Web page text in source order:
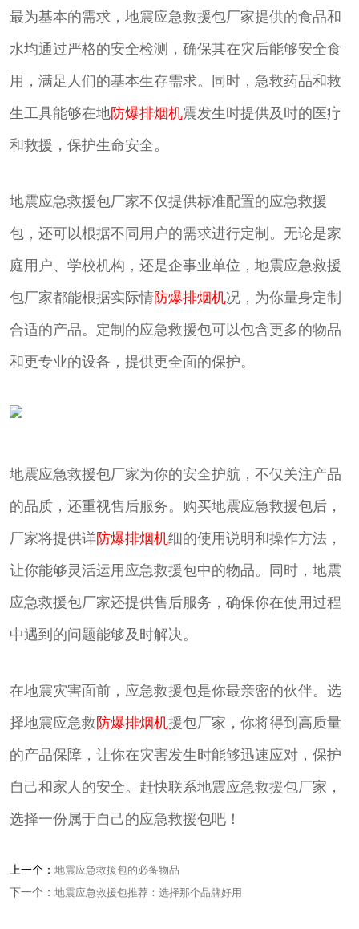
最为基本的需求，地震应急救援包厂家提供的食品和
水均通过严格的安全检测，确保其在灾后能够安全食
用，满足人们的基本生存需求。同时，急救药品和救
生工具能够在地防爆排烟机震发生时提供及时的医疗
和救援，保护生命安全。
地震应急救援包厂家不仅提供标准配置的应急救援
包，还可以根据不同用户的需求进行定制。无论是家
庭用户、学校机构，还是企事业单位，地震应急救援
包厂家都能根据实际情防爆排烟机况，为你量身定制
合适的产品。定制的应急救援包可以包含更多的物品
和更专业的设备，提供更全面的保护。
地震应急救援包厂家为你的安全护航，不仅关注产品
的品质，还重视售后服务。购买地震应急救援包后，
厂家将提供详防爆排烟机细的使用说明和操作方法，
让你能够灵活运用应急救援包中的物品。同时，地震
应急救援包厂家还提供售后服务，确保你在使用过程
中遇到的问题能够及时解决。
在地震灾害面前，应急救援包是你最亲密的伙伴。选
择地震应急救 防爆排烟机援包厂家，你将得到高质量
的产品保障，让你在灾害发生时能够迅速应对，保护
自己和家人的安全。赶快联系地震应急救援包厂家，
选择一份属于自己的应急救援包吧！
上一个： 地震应急救援包的必备物品
下一个： 地震应急救援包推荐：选择那个品牌好用